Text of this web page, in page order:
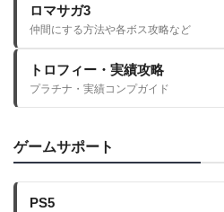
ロマサガ3
仲間にする方法や各ボス攻略など
トロフィー・実績攻略
プラチナ・実績コンプガイド
ゲームサポート
PS5